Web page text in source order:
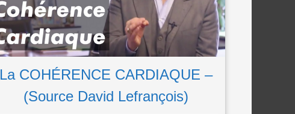
La COHÉRENCE CARDIAQUE –
(Source David Lefrançois)